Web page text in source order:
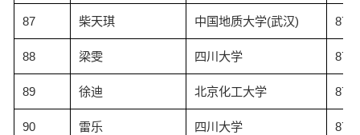
87 柴天琪 中国地质大学(武汉)
88 梁雯 四川大学
89 徐迪 北京化工大学
90 雷乐 四川大学